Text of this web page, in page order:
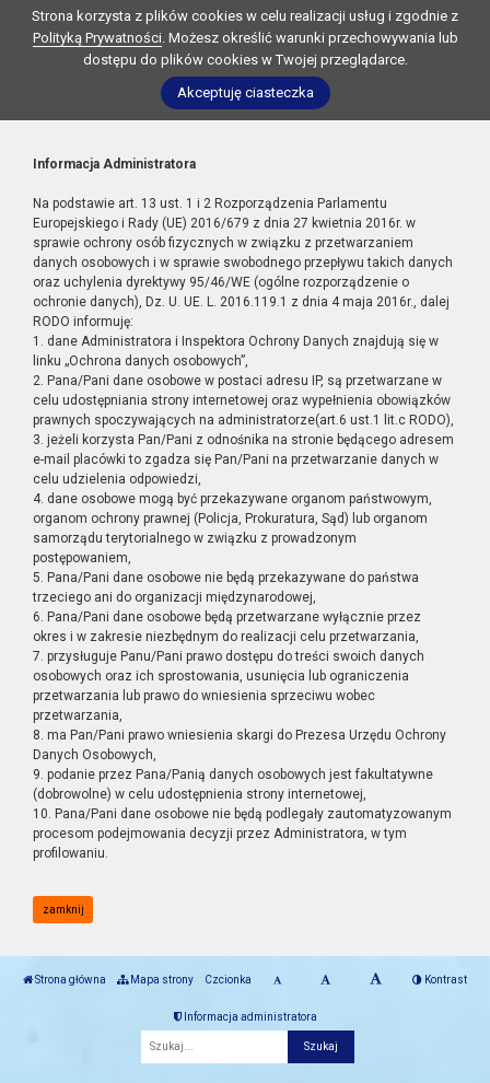
Strona korzysta z plików cookies w celu realizacji usług i zgodnie z
Polityką Prywatności. Możesz określić warunki przechowywania lub
dostępu do plików cookies w Twojej przeglądarce.
Akceptuję ciasteczka
Informacja Administratora
Na podstawie art. 13 ust. 1 i 2 Rozporządzenia Parlamentu
Europejskiego i Rady (UE) 2016/679 z dnia 27 kwietnia 2016r. w
sprawie ochrony osób fizycznych w związku z przetwarzaniem
danych osobowych i w sprawie swobodnego przepływu takich danych
oraz uchylenia dyrektywy 95/46/WE (ogólne rozporządzenie o
ochronie danych), Dz. U. UE. L. 2016.119.1 z dnia 4 maja 2016r., dalej
RODO informuję:
1. dane Administratora i Inspektora Ochrony Danych znajdują się w
linku „Ochrona danych osobowych”,
2. Pana/Pani dane osobowe w postaci adresu IP, są przetwarzane w
celu udostępniania strony internetowej oraz wypełnienia obowiązków
prawnych spoczywających na administratorze(art.6 ust.1 lit.c RODO),
3. jeżeli korzysta Pan/Pani z odnośnika na stronie będącego adresem
e-mail placówki to zgadza się Pan/Pani na przetwarzanie danych w
celu udzielenia odpowiedzi,
4. dane osobowe mogą być przekazywane organom państwowym,
organom ochrony prawnej (Policja, Prokuratura, Sąd) lub organom
samorządu terytorialnego w związku z prowadzonym
postępowaniem,
5. Pana/Pani dane osobowe nie będą przekazywane do państwa
trzeciego ani do organizacji międzynarodowej,
6. Pana/Pani dane osobowe będą przetwarzane wyłącznie przez
okres i w zakresie niezbędnym do realizacji celu przetwarzania,
7. przysługuje Panu/Pani prawo dostępu do treści swoich danych
osobowych oraz ich sprostowania, usunięcia lub ograniczenia
przetwarzania lub prawo do wniesienia sprzeciwu wobec
przetwarzania,
8. ma Pan/Pani prawo wniesienia skargi do Prezesa Urzędu Ochrony
Danych Osobowych,
9. podanie przez Pana/Panią danych osobowych jest fakultatywne
(dobrowolne) w celu udostępnienia strony internetowej,
10. Pana/Pani dane osobowe nie będą podlegały zautomatyzowanym
procesom podejmowania decyzji przez Administratora, w tym
profilowaniu.
zamknij
Strona główna Mapa strony Czcionka Kontrast
Informacja administratora